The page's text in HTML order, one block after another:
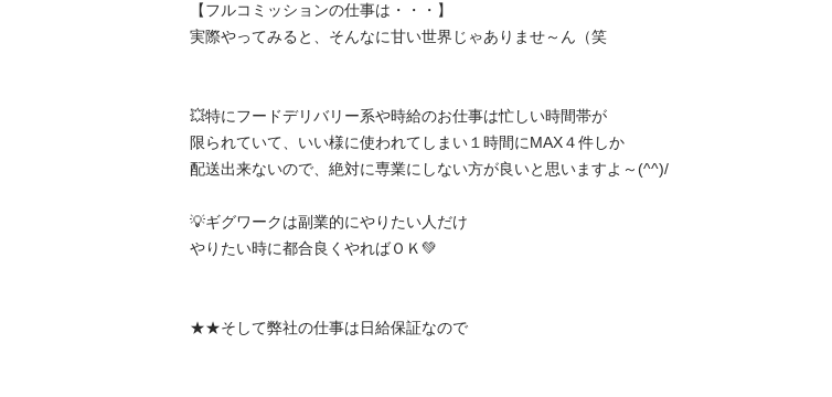
【フルコミッションの仕事は・・・】
実際やってみると、そんなに甘い世界じゃありませ～ん（笑
💥特にフードデリバリー系や時給のお仕事は忙しい時間帯が
限られていて、いい様に使われてしまい１時間にMAX４件しか
配送出来ないので、絶対に専業にしない方が良いと思いますよ～(^^)/
💡ギグワークは副業的にやりたい人だけ
やりたい時に都合良くやればＯＫ💚
★★そして弊社の仕事は日給保証なので